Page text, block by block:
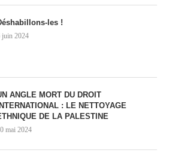
les !
juin 2024
ANGLE MORT DU DROIT
INTERNATIONAL : LE NETTOYAGE
DE LA PALESTINE
mai 2024